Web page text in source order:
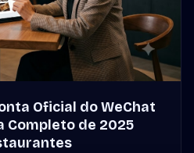
Oficial do WeChat
Completo de 2025